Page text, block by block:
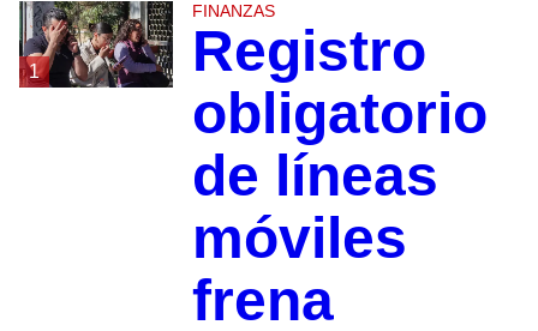
1
FINANZAS
Registro
obligatorio
de líneas
móviles
frena